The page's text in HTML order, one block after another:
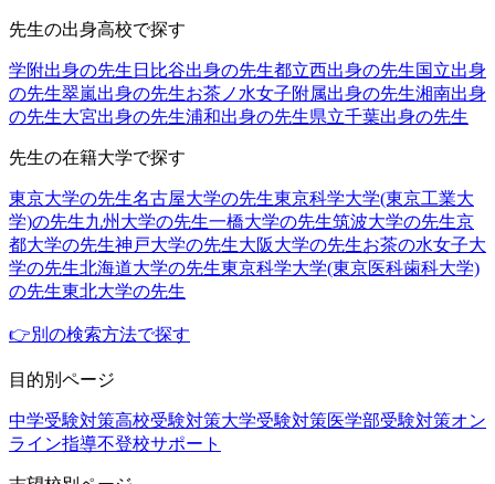
先生の出身高校で探す
学附出身の先生 日比谷出身の先生都立西出身の先生国立出身
の先生翠嵐出身の先生お茶ノ水女子附属出身の先生湘南出身
の先生大宮出身の先生浦和出身の先生県立千葉出身の先生
先生の在籍大学で探す
東京大学の先生名古屋大学の先生東京科学大学(東京工業大
学)の先生九州大学の先生一橋大学の先生筑波大学の先生京
都大学の先生神戸大学の先生大阪大学の先生お茶の水女子大
学の先生北海道大学の先生東京科学大学(東京医科歯科大学)
の先生東北大学の先生
👉別の検索方法で探す
目的別ページ
中学受験対策高校受験対策大学受験対策医学部受験対策オン
ライン指導不登校サポート